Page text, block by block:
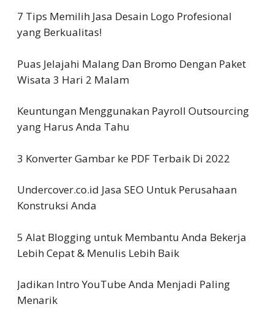
7 Tips Memilih Jasa Desain Logo Profesional
yang Berkualitas!
Puas Jelajahi Malang Dan Bromo Dengan Paket
Wisata 3 Hari 2 Malam
Keuntungan Menggunakan Payroll Outsourcing
yang Harus Anda Tahu
3 Konverter Gambar ke PDF Terbaik Di 2022
Undercover.co.id Jasa SEO Untuk Perusahaan
Konstruksi Anda
5 Alat Blogging untuk Membantu Anda Bekerja
Lebih Cepat & Menulis Lebih Baik
Jadikan Intro YouTube Anda Menjadi Paling
Menarik